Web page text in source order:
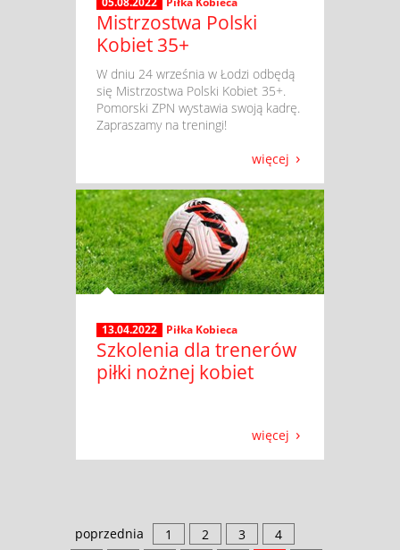
Mistrzostwa Polski
Kobiet 35+
​ W dniu 24 września w Łodzi odbędą
się Mistrzostwa Polski Kobiet 35+.
Pomorski ZPN wystawia swoją kadrę.
Zapraszamy na treningi!
więcej
13.04.2022 Piłka Kobieca
Szkolenia dla trenerów
piłki nożnej kobiet
więcej
poprzednia 1 2 3
4